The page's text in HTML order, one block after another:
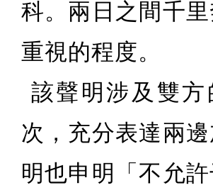
科。兩日之間千
重視的程度。
該聲明涉及雙
次，充分表達兩
明也申明「不允